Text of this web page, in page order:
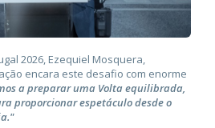
2026, Ezequiel Mosquera,
encara este desafio com enorme
a preparar uma Volta equilibrada,
proporcionar espetáculo desde o